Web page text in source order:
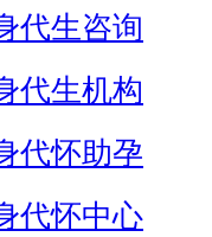
代生咨询
代生机构
代怀助孕
代怀中心